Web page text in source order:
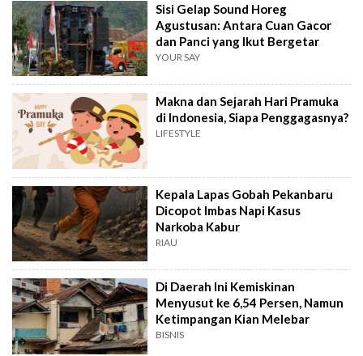
Sisi Gelap Sound Horeg
Agustusan: Antara Cuan Gacor
dan Panci yang Ikut Bergetar
YOUR SAY
Makna dan Sejarah Hari Pramuka
di Indonesia, Siapa Penggagasnya?
LIFESTYLE
Kepala Lapas Gobah Pekanbaru
Dicopot Imbas Napi Kasus
Narkoba Kabur
RIAU
Di Daerah Ini Kemiskinan
Menyusut ke 6,54 Persen, Namun
Ketimpangan Kian Melebar
BISNIS